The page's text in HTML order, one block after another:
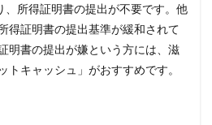
、所得証明書の提出が不要です。他
得証明書の提出基準が緩和されて
明書の提出が嫌という方には、滋
トキャッシュ」がおすすめです。